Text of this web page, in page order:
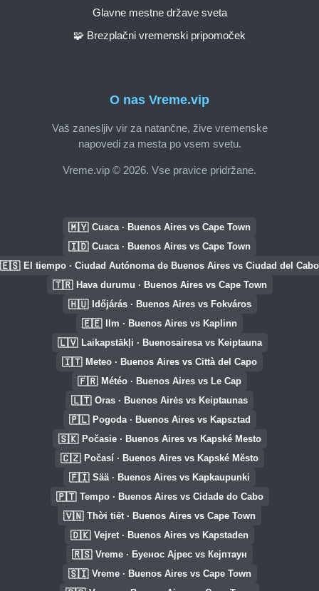
O nas Vreme.vip
Vaš zanesljiv vir za natančne, žive vremenske
napovedi za mesta po vsem svetu.
Vreme.vip © 2026. Vse pravice pridržane.
Glavne mestne države sveta
🧩 Brezplačni vremenski pripomoček
🇲🇾 Cuaca · Buenos Aires vs Cape Town
🇮🇩 Cuaca · Buenos Aires vs Cape Town
🇪🇸 El tiempo · Ciudad Autónoma de Buenos Aires vs Ciudad del Cabo
🇹🇷 Hava durumu · Buenos Aires vs Cape Town
🇭🇺 Időjárás · Buenos Aires vs Fokváros
🇪🇪 Ilm · Buenos Aires vs Kaplinn
🇱🇻 Laikapstākļi · Buenosairesa vs Keiptauna
🇮🇹 Meteo · Buenos Aires vs Città del Capo
🇫🇷 Météo · Buenos Aires vs Le Cap
🇱🇹 Oras · Buenos Airės vs Keiptaunas
🇵🇱 Pogoda · Buenos Aires vs Kapsztad
🇸🇰 Počasie · Buenos Aires vs Kapské Mesto
🇨🇿 Počasí · Buenos Aires vs Kapské Město
🇫🇮 Sää · Buenos Aires vs Kapkaupunki
🇵🇹 Tempo · Buenos Aires vs Cidade do Cabo
🇻🇳 Thời tiết · Buenos Aires vs Cape Town
🇩🇰 Vejret · Buenos Aires vs Kapstaden
🇷🇸 Vreme · Буенос Ајрес vs Кејптаун
🇸🇮 Vreme · Buenos Aires vs Cape Town